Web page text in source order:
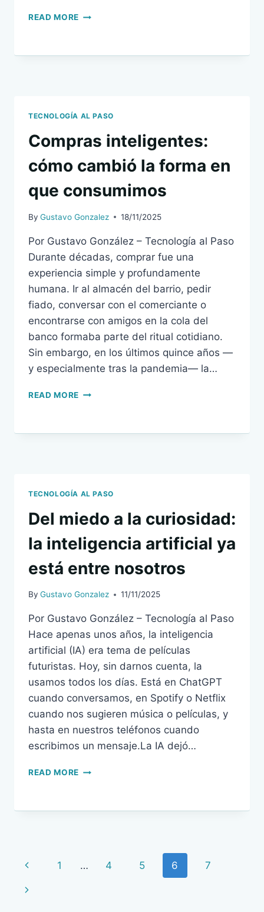
READ MORE TRABAJO
EN
MOCHILA
TECNOLOGÍA AL PASO
Compras inteligentes:
cómo cambió la forma en
que consumimos
By Gustavo Gonzalez 18/11/2025
Por Gustavo González – Tecnología al Paso
Durante décadas, comprar fue una
experiencia simple y profundamente
humana. Ir al almacén del barrio, pedir
fiado, conversar con el comerciante o
encontrarse con amigos en la cola del
banco formaba parte del ritual cotidiano.
Sin embargo, en los últimos quince años —
y especialmente tras la pandemia— la…
READ MORE COMPRAS
CONSUMIMOS
TECNOLOGÍA AL PASO
Del miedo a la curiosidad:
la inteligencia artificial ya
está entre nosotros
By Gustavo Gonzalez 11/11/2025
Por Gustavo González – Tecnología al Paso
Hace apenas unos años, la inteligencia
artificial (IA) era tema de películas
futuristas. Hoy, sin darnos cuenta, la
usamos todos los días. Está en ChatGPT
cuando conversamos, en Spotify o Netflix
cuando nos sugieren música o películas, y
hasta en nuestros teléfonos cuando
escribimos un mensaje.La IA dejó…
READ MORE DEL
YA
Page
navigation
Previous
Page
1 … 4 5 6 7
Next